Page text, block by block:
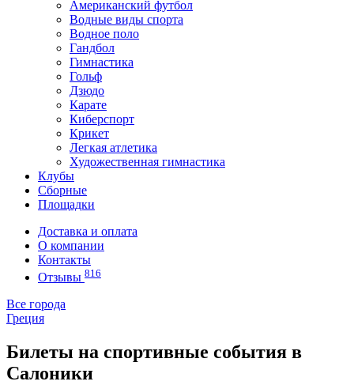
Американский футбол
Водные виды спорта
Водное поло
Гандбол
Гимнастика
Гольф
Дзюдо
Карате
Киберспорт
Крикет
Легкая атлетика
Художественная гимнастика
Клубы
Сборные
Площадки
Доставка и оплата
О компании
Контакты
Отзывы 816
Все города
Греция
Билеты на спортивные события в
Салоники